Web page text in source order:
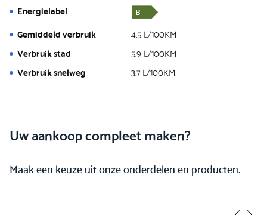
Energielabel
Gemiddeld verbruik
4.5 L/100KM
Verbruik stad
5.9 L/100KM
Verbruik snelweg
3.7 L/100KM
Uw aankoop compleet maken?
Maak een keuze uit onze onderdelen en producten.